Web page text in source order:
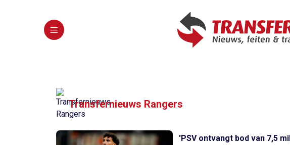
Transfernieuws Rangers
'PSV ontvangt bod van 7,5